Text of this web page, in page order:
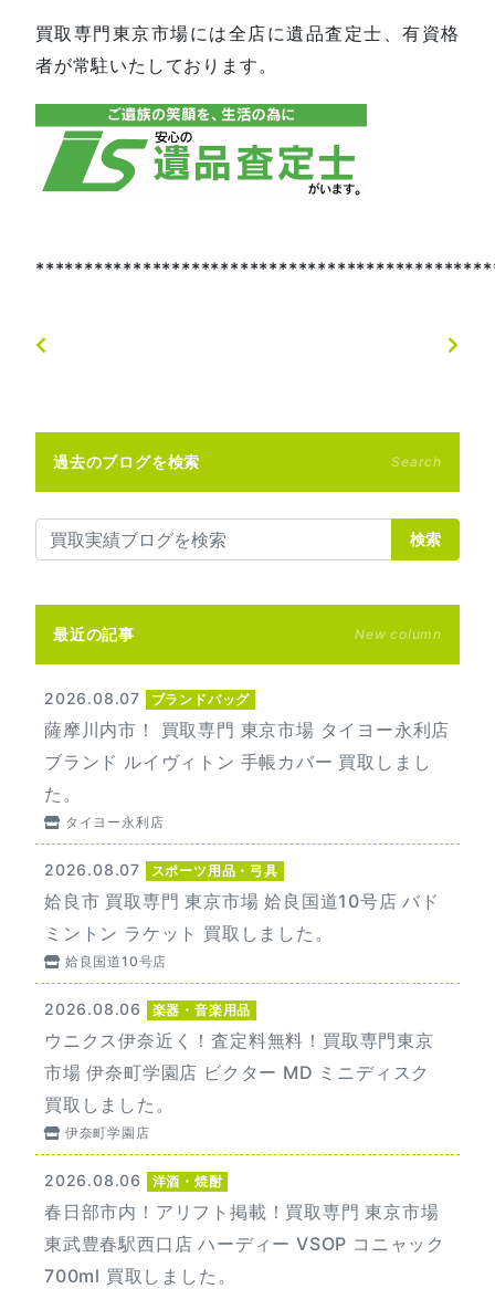
買取専門東京市場には全店に遺品査定士、有資格
者が常駐いたしております。
過去のブログを検索 Search
検索
最近の記事 New column
2026.08.07 ブランドバッグ
薩摩川内市！ 買取専門 東京市場 タイヨー永利店
ブランド ルイヴィトン 手帳カバー 買取しまし
た。
タイヨー永利店
2026.08.07 スポーツ用品・弓具
姶良市 買取専門 東京市場 姶良国道10号店 バド
ミントン ラケット 買取しました。
姶良国道10号店
2026.08.06 楽器・音楽用品
ウニクス伊奈近く！査定料無料！買取専門東京
市場 伊奈町学園店 ビクター MD ミニディスク
買取しました。
伊奈町学園店
2026.08.06 洋酒・焼酎
春日部市内！アリフト掲載！買取専門 東京市場
東武豊春駅西口店 ハーディー VSOP コニャック
700ml 買取しました。